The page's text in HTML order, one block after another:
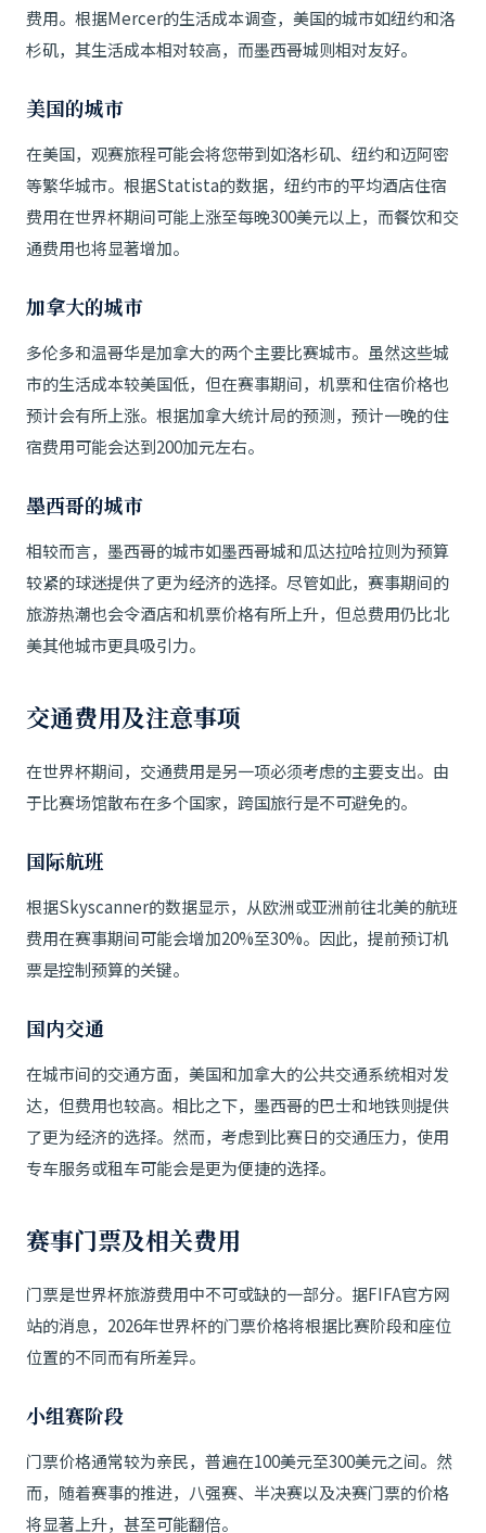
费用。根据Mercer的生活成本调查，美国的城市如纽约和洛
杉矶，其生活成本相对较高，而墨西哥城则相对友好。
美国的城市
在美国，观赛旅程可能会将您带到如洛杉矶、纽约和迈阿密
等繁华城市。根据Statista的数据，纽约市的平均酒店住宿
费用在世界杯期间可能上涨至每晚300美元以上，而餐饮和交
通费用也将显著增加。
加拿大的城市
多伦多和温哥华是加拿大的两个主要比赛城市。虽然这些城
市的生活成本较美国低，但在赛事期间，机票和住宿价格也
预计会有所上涨。根据加拿大统计局的预测，预计一晚的住
宿费用可能会达到200加元左右。
墨西哥的城市
相较而言，墨西哥的城市如墨西哥城和瓜达拉哈拉则为预算
较紧的球迷提供了更为经济的选择。尽管如此，赛事期间的
旅游热潮也会令酒店和机票价格有所上升，但总费用仍比北
美其他城市更具吸引力。
交通费用及注意事项
在世界杯期间，交通费用是另一项必须考虑的主要支出。由
于比赛场馆散布在多个国家，跨国旅行是不可避免的。
国际航班
根据Skyscanner的数据显示，从欧洲或亚洲前往北美的航班
费用在赛事期间可能会增加20%至30%。因此，提前预订机
票是控制预算的关键。
国内交通
在城市间的交通方面，美国和加拿大的公共交通系统相对发
达，但费用也较高。相比之下，墨西哥的巴士和地铁则提供
了更为经济的选择。然而，考虑到比赛日的交通压力，使用
专车服务或租车可能会是更为便捷的选择。
赛事门票及相关费用
门票是世界杯旅游费用中不可或缺的一部分。据FIFA官方网
站的消息，2026年世界杯的门票价格将根据比赛阶段和座位
位置的不同而有所差异。
小组赛阶段
门票价格通常较为亲民，普遍在100美元至300美元之间。然
而，随着赛事的推进，八强赛、半决赛以及决赛门票的价格
将显著上升，甚至可能翻倍。